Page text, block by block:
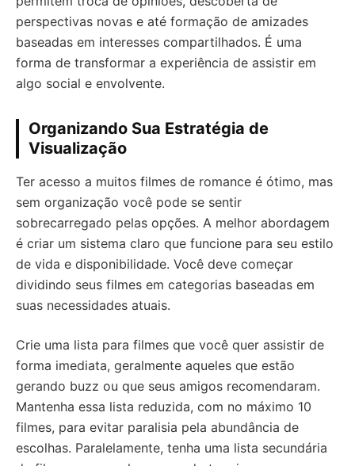
perspectivas novas e até formação de amizades
baseadas em interesses compartilhados. É uma
forma de transformar a experiência de assistir em
algo social e envolvente.
Organizando Sua Estratégia de
Visualização
Ter acesso a muitos filmes de romance é ótimo, mas
sem organização você pode se sentir
sobrecarregado pelas opções. A melhor abordagem
é criar um sistema claro que funcione para seu estilo
de vida e disponibilidade. Você deve começar
dividindo seus filmes em categorias baseadas em
suas necessidades atuais.
Crie uma lista para filmes que você quer assistir de
forma imediata, geralmente aqueles que estão
gerando buzz ou que seus amigos recomendaram.
Mantenha essa lista reduzida, com no máximo 10
filmes, para evitar paralisia pela abundância de
escolhas. Paralelamente, tenha uma lista secundária